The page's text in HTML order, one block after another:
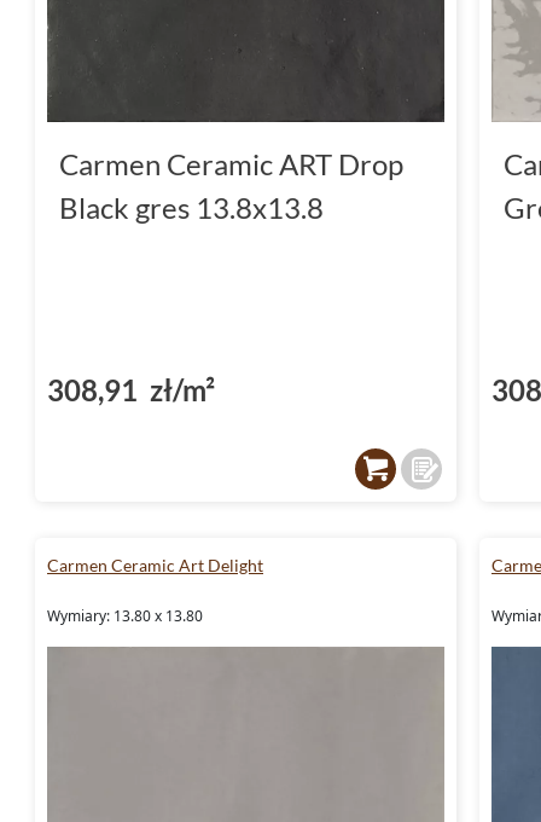
Sprawdź naszą ofertę i przekonaj się, jak
kolekcja. Zadbaj o swoje wnętrza z
Carmen Ceramic ART Drop
Black gres 13.8x13.8
308,91 zł/m²
Carmen Ceramic Art Delight
Wymiary: 13.80 x 13.80